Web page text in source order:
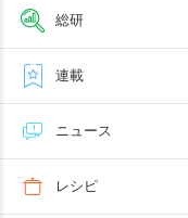
総研
連載
ニュース
レシピ